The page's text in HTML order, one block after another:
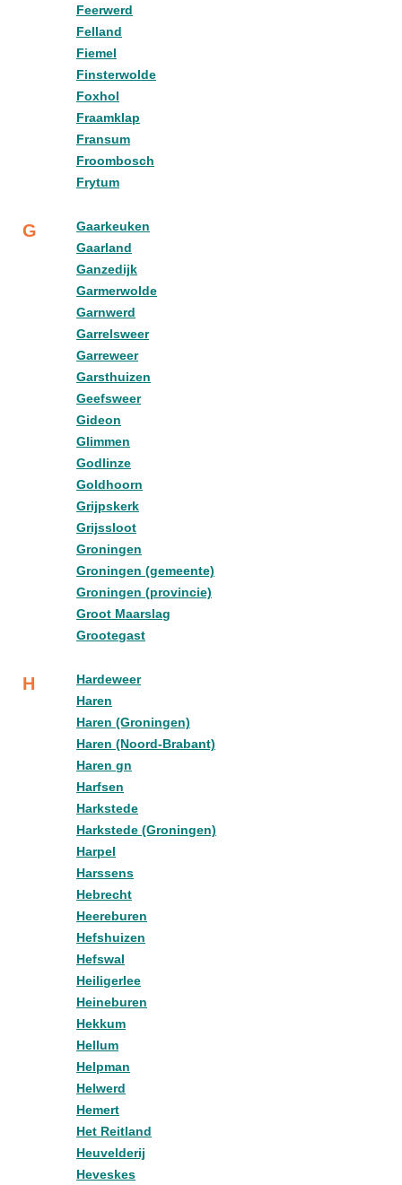
Feerwerd
Felland
Fiemel
Finsterwolde
Foxhol
Fraamklap
Fransum
Froombosch
Frytum
G
Gaarkeuken
Gaarland
Ganzedijk
Garmerwolde
Garnwerd
Garrelsweer
Garreweer
Garsthuizen
Geefsweer
Gideon
Glimmen
Godlinze
Goldhoorn
Grijpskerk
Grijssloot
Groningen
Groningen (gemeente)
Groningen (provincie)
Groot Maarslag
Grootegast
H
Hardeweer
Haren
Haren (Groningen)
Haren (Noord-Brabant)
Haren gn
Harfsen
Harkstede
Harkstede (Groningen)
Harpel
Harssens
Hebrecht
Heereburen
Hefshuizen
Hefswal
Heiligerlee
Heineburen
Hekkum
Hellum
Helpman
Helwerd
Hemert
Het Reitland
Heuvelderij
Heveskes